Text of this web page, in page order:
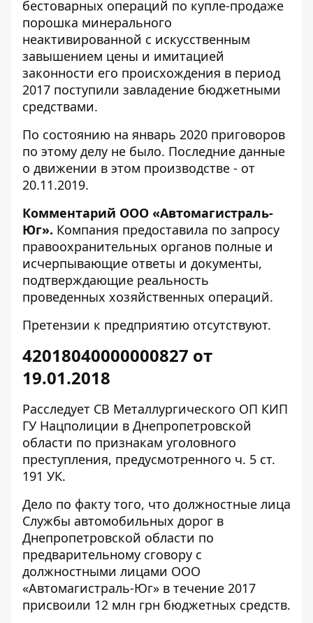
бестоварных операций по купле-продаже
порошка минерального
неактивированной с искусственным
завышением цены и имитацией
законности его происхождения в период
2017 поступили завладение бюджетными
средствами.
По состоянию на январь 2020 приговоров
по этому делу не было. Последние данные
о движении в этом производстве - от
20.11.2019.
Комментарий ООО «Автомагистраль-
Юг». Компания предоставила по запросу
правоохранительных органов полные и
исчерпывающие ответы и документы,
подтверждающие реальность
проведенных хозяйственных операций.
Претензии к предприятию отсутствуют.
42018040000000827 от
19.01.2018
Расследует СВ Металлургического ОП КИП
ГУ Нацполиции в Днепропетровской
области по признакам уголовного
преступления, предусмотренного ч. 5 ст.
191 УК.
Дело по факту того, что должностные лица
Службы автомобильных дорог в
Днепропетровской области по
предварительному сговору с
должностными лицами ООО
«Автомагистраль-Юг» в течение 2017
присвоили 12 млн грн бюджетных средств.